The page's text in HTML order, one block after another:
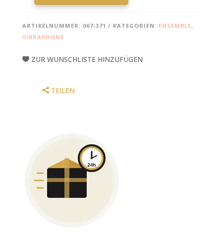
BARBARA:
JARRETT
BURTON
ARTIKELNUMMER: 067-371 KATEGORIEN: ENSEMBLE,
VIBRAPHONE
ZUR WUNSCHLISTE HINZUFÜGEN
TEILEN